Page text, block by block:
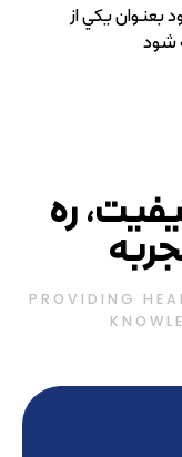
بعنوان يكي از
شود
ره
PROVIDING